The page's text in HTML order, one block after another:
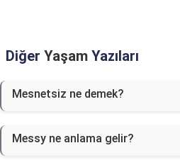
Diğer Yaşam Yazıları
Mesnetsiz ne demek?
Messy ne anlama gelir?